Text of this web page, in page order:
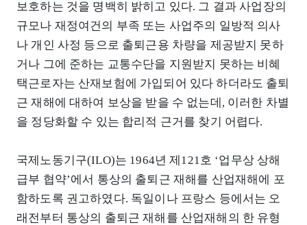
보호하는 것을 명백히 밝히고 있다. 그 결과 사업장의
규모나 재정여건의 부족 또는 사업주의 일방적 의사
나 개인 사정 등으로 출퇴근용 차량을 제공받지 못하
거나 그에 준하는 교통수단을 지원받지 못하는 비혜
택근로자는 산재보험에 가입되어 있다 하더라도 출퇴
근 재해에 대하여 보상을 받을 수 없는데, 이러한 차별
을 정당화할 수 있는 합리적 근거를 찾기 어렵다.
국제노동기구(ILO)는 1964년 제121호 ‘업무상 상해
급부 협약’에서 통상의 출퇴근 재해를 산업재해에 포
함하도록 권고하였다. 독일이나 프랑스 등에서는 오
래전부터 통상의 출퇴근 재해를 산업재해의 한 유형